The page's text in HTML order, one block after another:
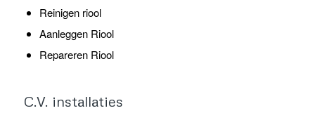
Reinigen riool
Aanleggen Riool
Repareren Riool
C.V. installaties